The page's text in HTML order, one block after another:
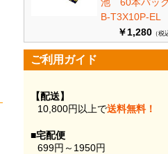
B-T3X10P-EL
￥1,280 （税
ご利用ガイド
【配送】
10,800円以上で送料無料！
■宅配便
699円～1950円